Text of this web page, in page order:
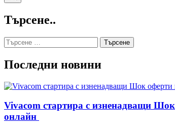
Търсене..
Търсене
за:
Последни новини
Vivacom стартира с изненадващи Шок
онлайн